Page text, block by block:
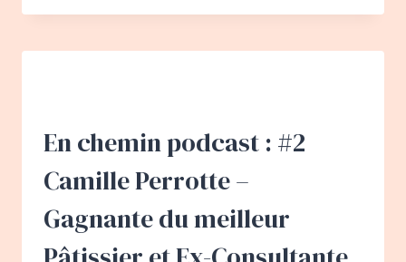
PODCAST
#2
AU
DE
LIBRAIRIE
En chemin podcast : #2
Camille Perrotte –
Gagnante du meilleur